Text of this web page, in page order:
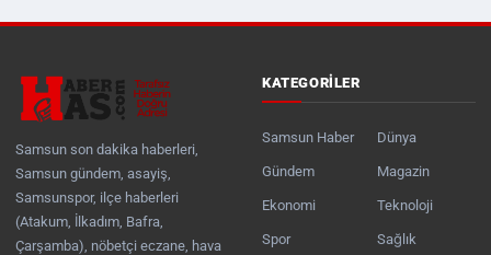
Samsun son dakika haberleri,
Samsun gündem, asayiş,
Samsunspor, ilçe haberleri
(Atakum, İlkadım, Bafra,
Çarşamba), nöbetçi eczane, hava
KATEGORILER
Samsun Haber
Gündem
Ekonomi
Spor
Dünya
Magazin
Teknoloji
Sağlık